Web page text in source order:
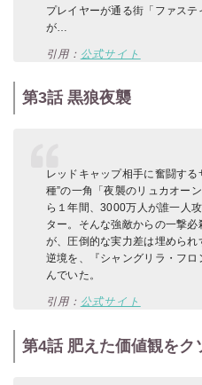
プレイヤーが通る街「ファス
が…
引用： 公式サイト
第3話 黒狼夜襲
レッドキャップ相手に奮闘す
種”の一角「夜襲のリュカオー
ら１年間、3000万人が誰一人
ター。そんな強敵からの一撃
が、圧倒的な実力差は埋めら
逆境を、『シャングリラ・フ
んでいた。
引用： 公式サイト
第4話 肥えた価値観をク